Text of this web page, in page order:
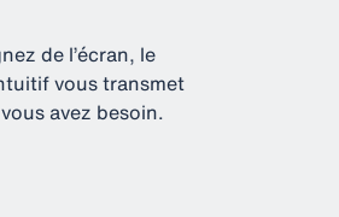
de l’écran, le
vous transmet
avez besoin.